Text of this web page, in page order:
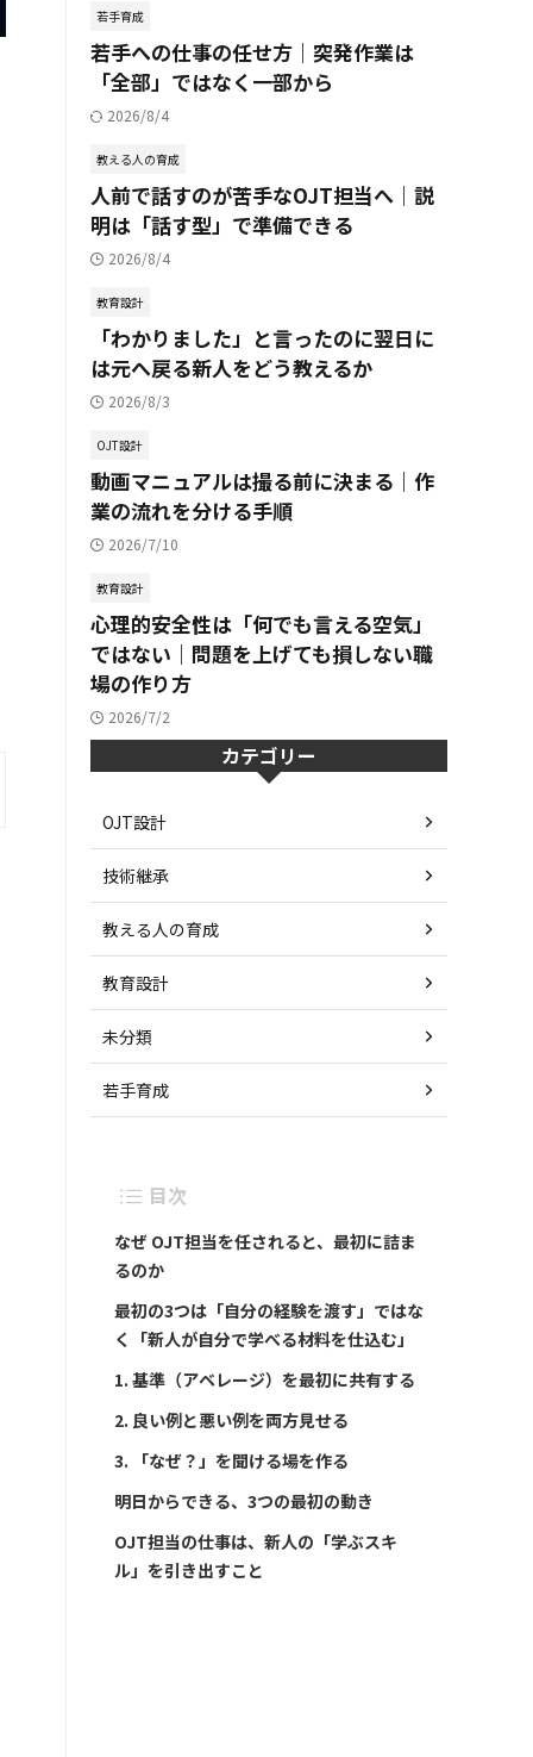
若手育成
若手への仕事の任せ方｜突発作業は
「全部」ではなく一部から
2026/8/4
教える人の育成
人前で話すのが苦手なOJT担当へ｜説
明は「話す型」で準備できる
2026/8/4
教育設計
「わかりました」と言ったのに翌日に
は元へ戻る新人をどう教えるか
2026/8/3
OJT設計
動画マニュアルは撮る前に決まる｜作
業の流れを分ける手順
2026/7/10
教育設計
心理的安全性は「何でも言える空気」
ではない｜問題を上げても損しない職
場の作り方
2026/7/2
カテゴリー
OJT設計
技術継承
教える人の育成
教育設計
未分類
若手育成
目次
なぜ OJT担当を任されると、最初に詰ま
るのか
最初の3つは「自分の経験を渡す」ではな
く「新人が自分で学べる材料を仕込む」
1. 基準（アベレージ）を最初に共有する
2. 良い例と悪い例を両方見せる
3. 「なぜ？」を聞ける場を作る
明日からできる、3つの最初の動き
OJT担当の仕事は、新人の「学ぶスキ
ル」を引き出すこと